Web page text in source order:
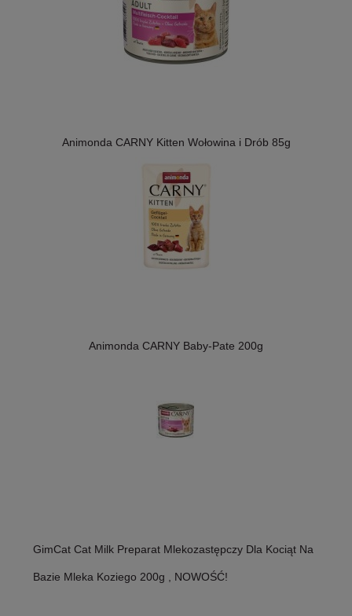
Animonda CARNY Kitten Wołowina i Drób 85g
Animonda CARNY Baby-Pate 200g
GimCat Cat Milk Preparat Mlekozastępczy Dla Kociąt Na
Bazie Mleka Koziego 200g , NOWOŚĆ!